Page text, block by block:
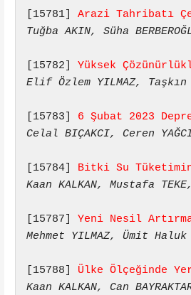
[15781] Arazi Tahribatı
Tuğba AKIN, Süha
[15782] Yüksek
Elif Özlem YILMAZ, Taşkın
[15783] 6 Şubat 2023
Celal BIÇAKCI, Ceren
[15784] Bitki Su
Kaan KALKAN, Mustafa
[15787] Yeni Nesil
Mehmet YILMAZ, Ümit Haluk
[15788] Ülke Ölçeğinde
Kaan KALKAN, Can